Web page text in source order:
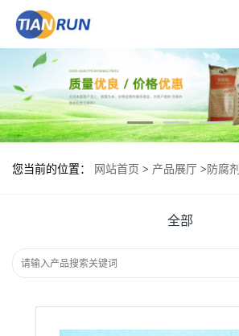
您当前的位置： 网站首页 > 产品展厅 >防腐剂
全部